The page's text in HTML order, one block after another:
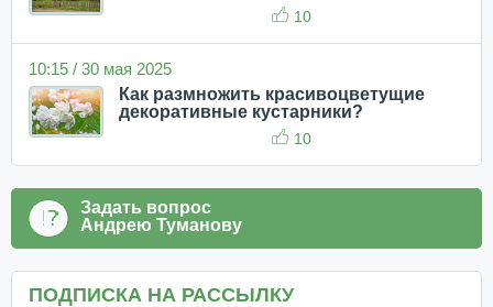
10
10:15 / 30 мая 2025
Как размножить красивоцветущие
декоративные кустарники?
10
Задать вопрос
Андрею Туманову
ПОДПИСКА НА РАССЫЛКУ